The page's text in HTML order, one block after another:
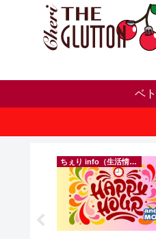
ベ
ちぇり info（生活情報）